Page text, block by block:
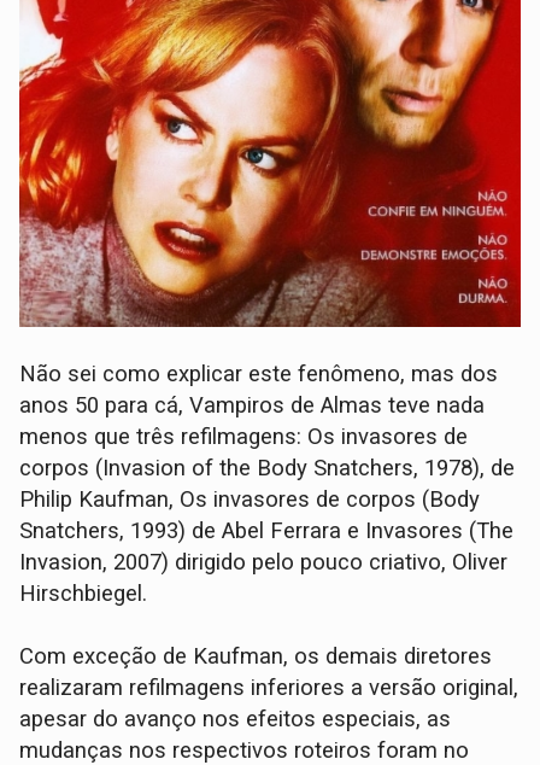
Não sei como explicar este fenômeno, mas dos
anos 50 para cá, Vampiros de Almas teve nada
menos que três refilmagens: Os invasores de
corpos (Invasion of the Body Snatchers, 1978), de
Philip Kaufman, Os invasores de corpos (Body
Snatchers, 1993) de Abel Ferrara e Invasores (The
Invasion, 2007) dirigido pelo pouco criativo, Oliver
Hirschbiegel.
Com exceção de Kaufman, os demais diretores
realizaram refilmagens inferiores a versão original,
apesar do avanço nos efeitos especiais, as
mudanças nos respectivos roteiros foram no